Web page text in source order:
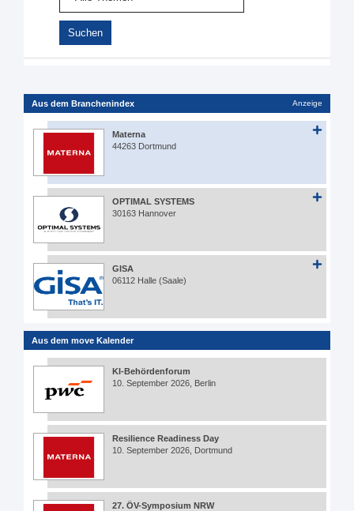
Aus dem Branchenindex Anzeige
Materna
44263 Dortmund
OPTIMAL SYSTEMS
30163 Hannover
GISA
06112 Halle (Saale)
Aus dem move Kalender
KI-Behördenforum
10. September 2026, Berlin
Resilience Readiness Day
10. September 2026, Dortmund
27. ÖV-Symposium NRW